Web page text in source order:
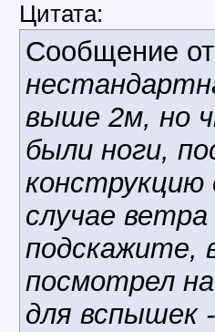
Цитата:
Сообщение
выше 2м, но
были ноги,
конструкцию
случае
подскажите,
посмотрел
для вспышек